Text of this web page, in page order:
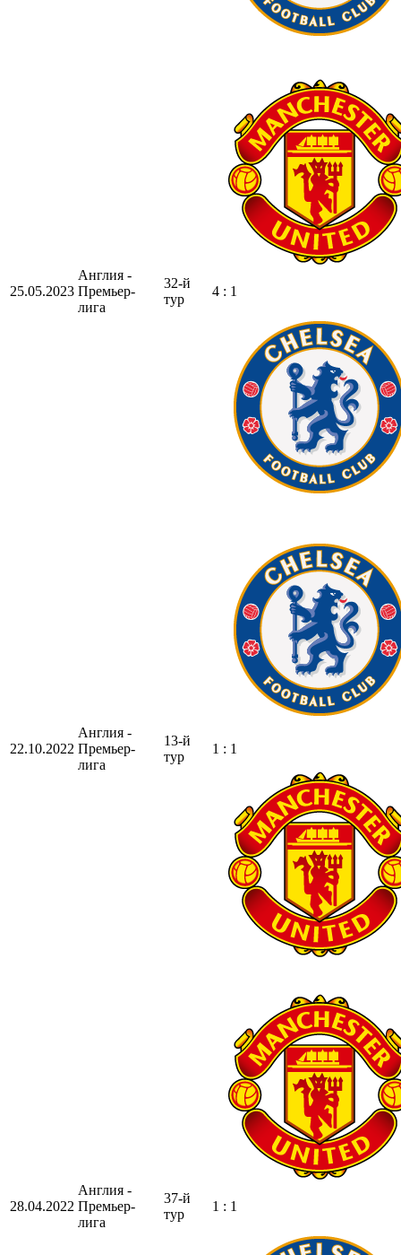
25.05.2023
Англия -
Премьер-
лига
32-й
тур
4 : 1
22.10.2022
Англия -
Премьер-
лига
13-й
тур
1 : 1
28.04.2022
Англия -
Премьер-
лига
37-й
тур
1 : 1